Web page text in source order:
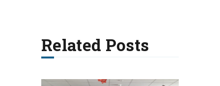
Related Posts